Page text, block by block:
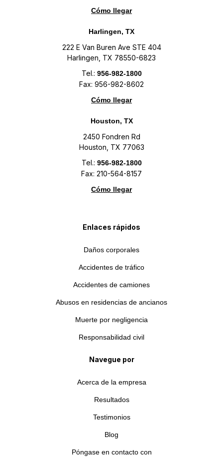
Cómo llegar
Harlingen, TX
222 E Van Buren Ave STE 404
Harlingen, TX 78550-6823
Tel.: 956-982-1800
Fax: 956-982-8602
Cómo llegar
Houston, TX
2450 Fondren Rd
Houston, TX 77063
Tel.: 956-982-1800
Fax: 210-564-8157
Cómo llegar
Enlaces rápidos
Daños corporales
Accidentes de tráfico
Accidentes de camiones
Abusos en residencias de ancianos
Muerte por negligencia
Responsabilidad civil
Navegue por
Acerca de la empresa
Resultados
Testimonios
Blog
Póngase en contacto con